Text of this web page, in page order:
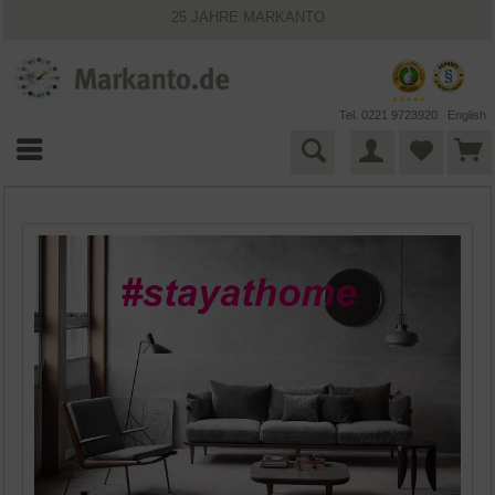
25 JAHRE MARKANTO
VIELFÄLTIGE ZAHLUNGSMÖGLICHKEITEN
Tel. 0221 9723920 English